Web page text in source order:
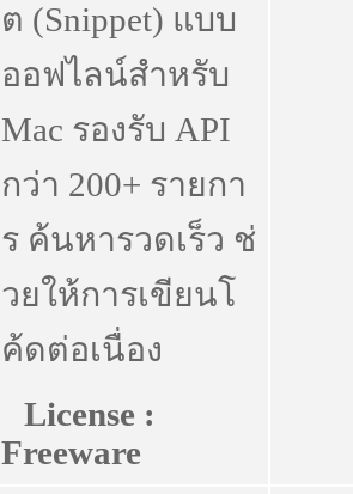
ต (Snippet) แบบ
ออฟไลน์สำหรับ
Mac รองรับ API
กว่า 200+ รายกา
ร ค้นหารวดเร็ว ช่
วยให้การเขียนโ
ค้ดต่อเนื่อง
License :
Freeware